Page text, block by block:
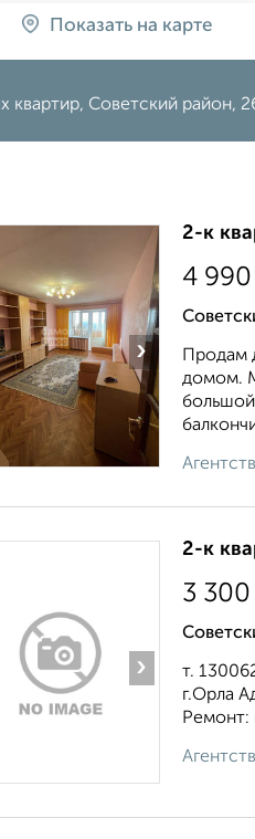
Показать на карте
квартир, Советский район,
›
2-к
4
Продам
домом.
›
2-к
3
т.
г.Орла
Ремонт: